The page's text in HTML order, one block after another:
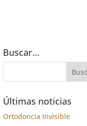
Buscar…
Últimas noticias
Ortodoncia Invisible